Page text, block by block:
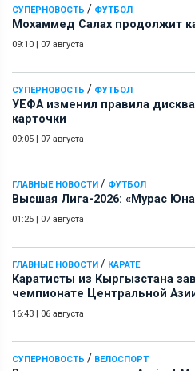
СУПЕРНОВОСТЬ / ФУТБОЛ
Мохаммед Салах продолжит
09:10 | 07 августа
СУПЕРНОВОСТЬ / ФУТБОЛ
УЕФА изменил правила
карточки
09:05 | 07 августа
ГЛАВНЫЕ НОВОСТИ / ФУТБОЛ
Высшая Лига-2026: «Мурас
01:25 | 07 августа
ГЛАВНЫЕ НОВОСТИ / КАРАТЕ
Каратисты из Кыргызстана
чемпионате Центральной
16:43 | 06 августа
СУПЕРНОВОСТЬ / ВЕЛОСПОРТ